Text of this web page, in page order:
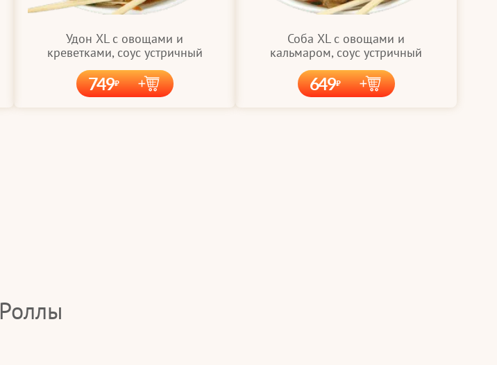
Удон XL с овощами и
креветками, соус устричный
749
Соба XL с овощами и
кальмаром, соус устричный
649
Роллы